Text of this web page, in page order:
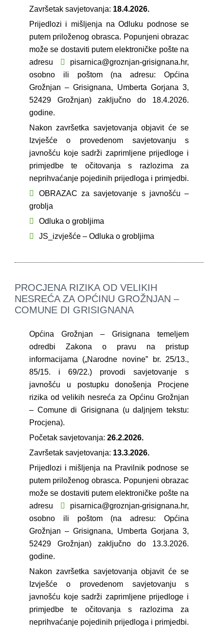
Završetak savjetovanja: 18.4.2026.
Prijedlozi i mišljenja na Odluku podnose se
putem priloženog obrasca. Popunjeni obrazac
može se dostaviti putem elektroničke pošte na
adresu
pisarnica@groznjan-grisignana.hr,
osobno ili poštom (na adresu: Općina
Grožnjan – Grisignana, Umberta Gorjana 3,
52429 Grožnjan) zaključno do 18.4.2026.
godine.
Nakon završetka savjetovanja objavit će se
Izvješće o provedenom savjetovanju s
javnošću koje sadrži zaprimljene prijedloge i
primjedbe te očitovanja s razlozima za
neprihvaćanje pojedinih prijedloga i primjedbi.
OBRAZAC za savjetovanje s javnošću –
groblja
Odluka o grobljima
JS_izvješće – Odluka o grobljima
PROCJENA RIZIKA OD VELIKIH
NESREĆA ZA OPĆINU GROŽNJAN –
COMUNE DI GRISIGNANA
Općina Grožnjan – Grisignana temeljem
odredbi Zakona o pravu na pristup
informacijama („Narodne novine” br. 25/13.,
85/15. i 69/22.) provodi savjetovanje s
javnošću u postupku donošenja Procjene
rizika od velikih nesreća za Općinu Grožnjan
– Comune di Grisignana (u daljnjem tekstu:
Procjena).
Početak savjetovanja: 26.2.2026.
Završetak savjetovanja: 13.3.2026.
Prijedlozi i mišljenja na Pravilnik podnose se
putem priloženog obrasca. Popunjeni obrazac
može se dostaviti putem elektroničke pošte na
adresu
pisarnica@groznjan-grisignana.hr,
osobno ili poštom (na adresu: Općina
Grožnjan – Grisignana, Umberta Gorjana 3,
52429 Grožnjan) zaključno do 13.3.2026.
godine.
Nakon završetka savjetovanja objavit će se
Izvješće o provedenom savjetovanju s
javnošću koje sadrži zaprimljene prijedloge i
primjedbe te očitovanja s razlozima za
neprihvaćanje pojedinih prijedloga i primjedbi.